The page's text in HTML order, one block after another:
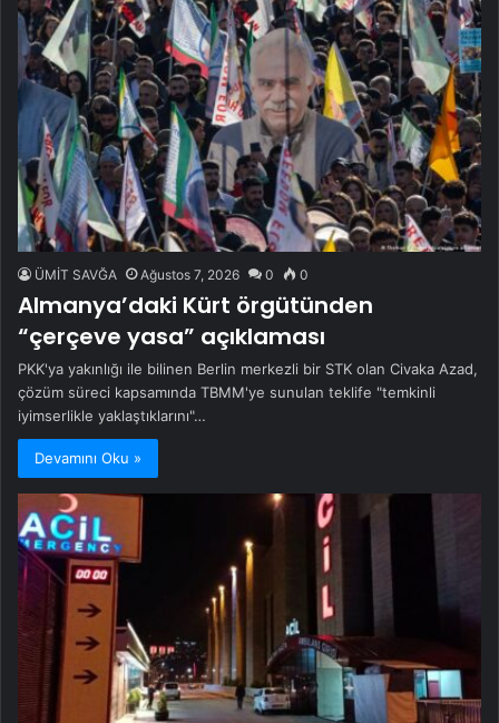
ÜMİT SAVĞA Ağustos 7, 2026 0 0
Almanya’daki Kürt örgütünden
“çerçeve yasa” açıklaması
PKK'ya yakınlığı ile bilinen Berlin merkezli bir STK olan Civaka Azad,
çözüm süreci kapsamında TBMM'ye sunulan teklife "temkinli
iyimserlikle yaklaştıklarını"…
Devamını Oku »